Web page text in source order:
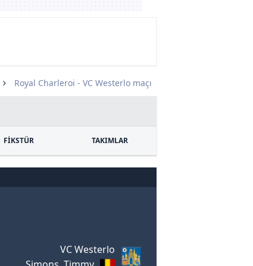
Royal Charleroi - VC Westerlo maçı
FİKSTÜR TAKIMLAR
VC Westerlo